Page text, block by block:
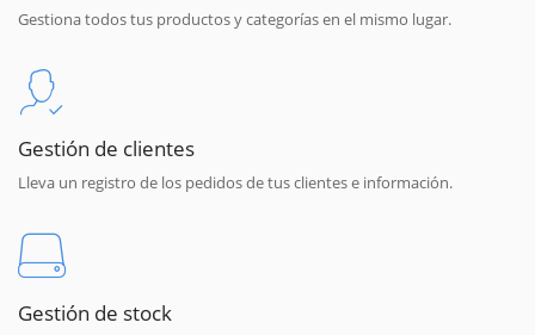
Gestiona todos tus productos y categorías en el mismo lugar.
Gestión de clientes
Lleva un registro de los pedidos de tus clientes e información.
Gestión de stock